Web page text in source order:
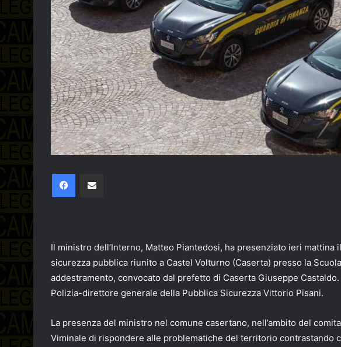
Facebook
Il ministro dell’Interno, Matteo Piantedosi, ha presenziato ieri mattina
sicurezza pubblica riunito a Castel Volturno (Caserta) presso la
addestramento, convocato dal prefetto di Caserta Giuseppe
Polizia-direttore generale della Pubblica Sicurezza Vittorio Pisani.
La presenza del ministro nel comune casertano, nell’ambito del
Viminale di rispondere alle problematiche del territorio contrastando